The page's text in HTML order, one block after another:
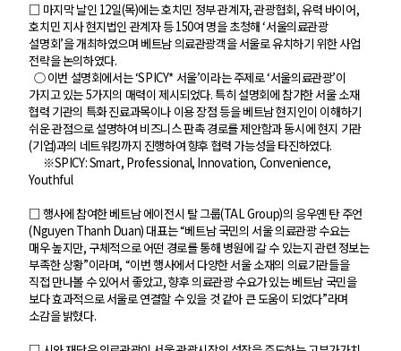
□ 마지막 날인 12일(목)에는 호치민 정부 관계자, 관광협회, 유력 바이어,
호치민 지사 현지법인 관계자 등 150여 명을 초청해 ‘서울의료관광
설명회’을 개최하였으며 베트남 의료관광객을 서울로 유치하기 위한 사업
전략을 논의하였다.
○ 이번 설명회에서는 ‘SPICY* 서울’이라는 주제로 ‘서울의료관광’이
가지고 있는 5가지의 매력이 제시되었다. 특히 설명회에 참가한 서울 소재
협력 기관의 특화 진료과목이나 이용 장점 등을 베트남 현지인이 이해하기
쉬운 관점으로 설명하여 비즈니스 판촉 경로를 제안함과 동시에 현지 기관
(기업)과의 네트워킹까지 진행하여 향후 협력 가능성을 타진하였다.
※SPICY: Smart, Professional, Innovation, Convenience,
Youthful
□ 행사에 참여한 베트남 에이전시 탈 그룹(TAL Group)의 응우옌 탄 주언
(Nguyen Thanh Duan) 대표는 “베트남 국민의 서울 의료관광 수요는
매우 높지만, 구체적으로 어떤 경로를 통해 병원에 갈 수 있는지 관련 정보는
부족한 상황”이라며, “이번 행사에서 다양한 서울 소재의 의료기관들을
직접 만나볼 수 있어서 좋았고, 향후 의료관광 수요가 있는 베트남 국민을
보다 효과적으로 서울로 연결할 수 있을 것 같아 큰 도움이 되었다”라며
소감을 밝혔다.